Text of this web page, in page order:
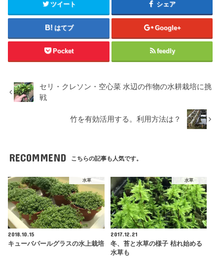
ツイート シェア
はてブ Google+
Pocket feedly
セリ・クレソン・空心菜 水辺の作物の水耕栽培に挑
戦
竹を有効活用する。利用方法は？
RECOMMEND こちらの記事も人気です。
水草
2018.10.15
キューバパールグラスの水上栽培
水草
2017.12.21
冬、苔と水草の様子 枯れ始める
水草も